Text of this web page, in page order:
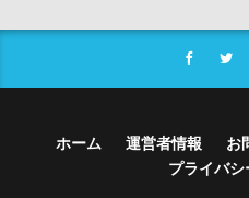
ホーム 運営者情報 お
プライバ